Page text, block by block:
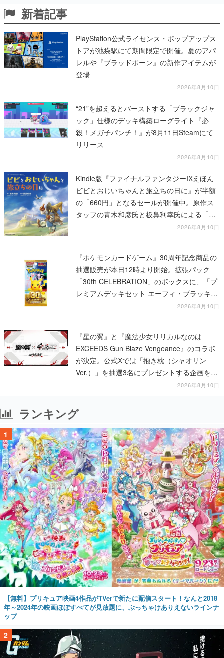
新着記事
PlayStation公式ライセンス・ポップアップス
トアが池袋駅にて期間限定で開催。夏のアパ
レルや『ブラッドボーン』の新作アイテムが
登場
2026年8月10日
“21”を超えるとバーストする「ブラックジャ
ック」仕様のデッキ構築ローグライト『必
殺！メガ子パンチ！』が8月11日Steamにて
リリース
2026年8月10日
Kindle版『ファイナルファンタジーIXえほん
ビビとおじいちゃんと旅立ちの日に』が半額
の「660円」となるセールが開催中。原作ス
タッフの青木和彦氏と板鼻利幸氏による「ビ
2026年8月10日
『ポケモンカードゲーム』30周年記念商品の
抽選販売が本日12時より開始。拡張パック
「30th CELEBRATION」のボックスに、「プ
レミアムデッキセット エーフィ・ブラッキ
ー」「FUTURISTIC BOX」の計3商品2026年8月10日
『星の翼』と『魔法少女リリカルなのは
EXCEEDS Gun Blaze Vengeance』のコラボ
が決定。公式Xでは「抱き枕（シャオリン
Ver.）」を抽選3名にプレゼントする企画を実
2026年8月10日
ランキング
1
【無料】プリキュア映画4作品がTVerで新たに配信スタート！なんと2018
年～2024年の映画ほぼすべてが見放題に、ぶっちゃけありえないラインナ
ップ
2